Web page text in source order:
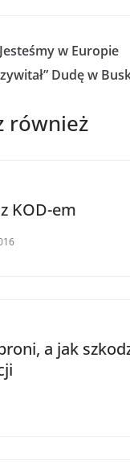
w Europie
Dudę w
również
KOD-em
a jak